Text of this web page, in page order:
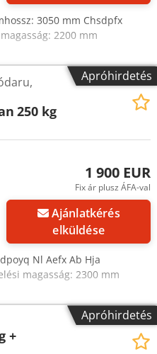
3050 mm Chsdpfx
2200 mm
Apróhirdetés
250 kg
1 900 EUR
Fix ár plusz ÁFA-val
Ajánlatkérés
elküldése
Nl Aefx Ab Hja
magasság: 2300 mm
Apróhirdetés
+